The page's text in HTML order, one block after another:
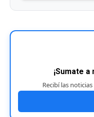
¡Sumate
Recibí las